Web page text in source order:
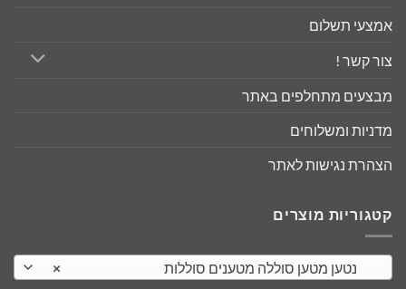
אמצעי תשלום
צור קשר !
מבצעים מתחלפים באתר
מדניות ומשלוחים
הצהרת נגישות לאתר
קטגוריות מוצרים
× נטען מטען סוללה מטענים סוללות